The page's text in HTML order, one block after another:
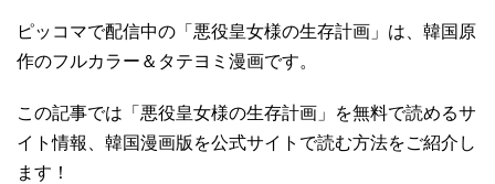
ピッコマで配信中の「悪役皇女様の生存計画」は、韓国原
作のフルカラー＆タテヨミ漫画です。
この記事では「悪役皇女様の生存計画」を無料で読めるサ
イト情報、韓国漫画版を公式サイトで読む方法をご紹介し
ます！